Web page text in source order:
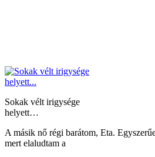
Sokak vélt irigysége
helyett…
A másik nő régi barátom, Eta.
mert elaludtam a